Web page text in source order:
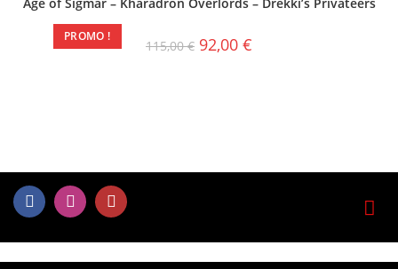
PROMO !
Age of Sigmar – Kharadron Overlords – Drekki’s Privateers
115,00€ 92,00 €